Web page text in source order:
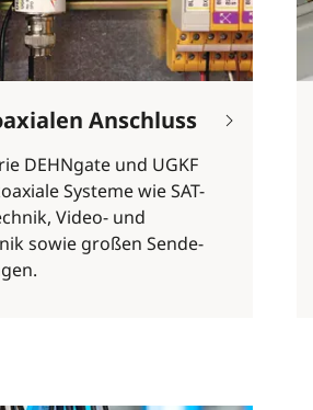
Anschluss
DEHNgate und UGKF
Systeme wie SAT-
Video- und
sowie großen Sende-